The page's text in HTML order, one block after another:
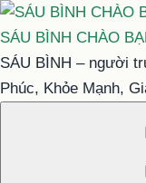
Chuyển
đến
phần
nội
SÁU BÌNH CHÀO
SÁU BÌNH – người
Phúc, Khỏe Mạnh,